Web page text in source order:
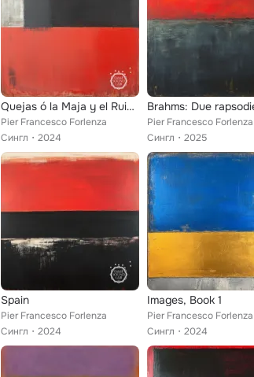
Quejas ó la Maja y el Ruiseñor (Nr. 4 from Goyescas)
Pier Francesco Forlenza
Сингл
2024
Pier Francesco Forlenza
Сингл
2025
Spain
Pier Francesco Forlenza
Сингл
2024
Images, Book 1
Pier Francesco Forlenza
Сингл
2024